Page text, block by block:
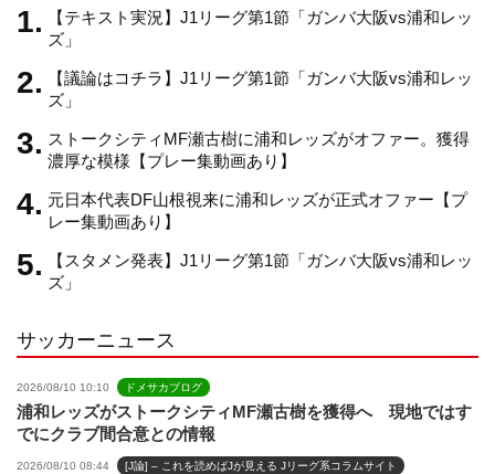
m h
a
n
n
【テキスト実況】J1リーグ第1節「ガンバ大阪vs浦和レッ
ズ」
【議論はコチラ】J1リーグ第1節「ガンバ大阪vs浦和レッ
ズ」
ストークシティMF瀬古樹に浦和レッズがオファー。獲得
濃厚な模様【プレー集動画あり】
元日本代表DF山根視来に浦和レッズが正式オファー【プ
レー集動画あり】
【スタメン発表】J1リーグ第1節「ガンバ大阪vs浦和レッ
ズ」
サッカーニュース
2026/08/10 10:10 ドメサカブログ
浦和レッズがストークシティMF瀬古樹を獲得へ 現地ではす
でにクラブ間合意との情報
2026/08/10 08:44 [J論] – これを読めばJが見える Jリーグ系コラムサイト